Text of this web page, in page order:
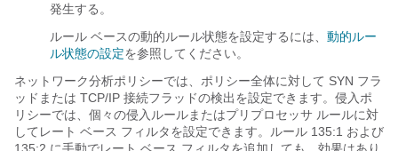
発生する。
ルール ベースの動的ルール状態を設定するには、 動的ルー
ル状態の設定を参照してください。
ネットワーク分析ポリシーでは、ポリシー全体に対して SYN フラ
ッドまたは TCP/IP 接続フラッドの検出を設定できます。侵入ポ
リシーでは、個々の侵入ルールまたはプリプロセッサ ルールに対
してレート ベース フィルタを設定できます。ルール 135:1 および